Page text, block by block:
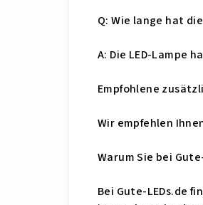
Q: Wie lange hat
A: Die LED-Lampe
Empfohlene
Wir empfehlen
Warum Sie bei
Bei Gute-LEDs.de